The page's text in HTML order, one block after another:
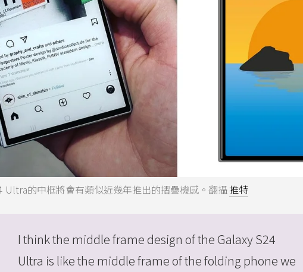
Ultra的中框將會有類似近幾年推出的摺疊機感。翻攝推特
I think the middle frame design of the Galaxy S24
Ultra is like the middle frame of the folding phone we